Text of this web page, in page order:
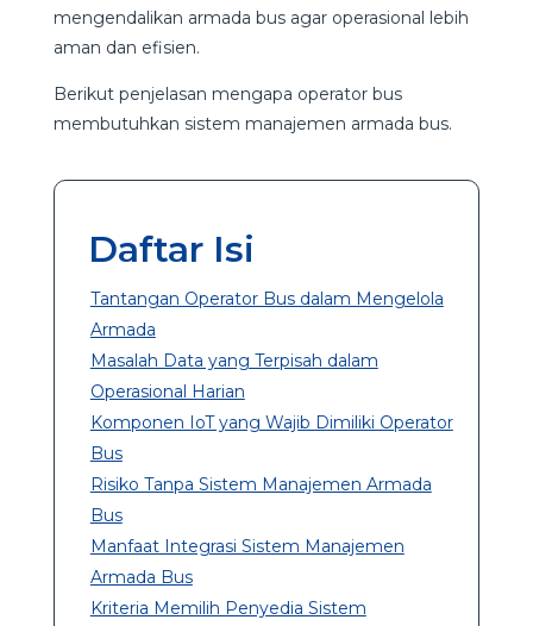
mengendalikan armada bus agar operasional lebih
aman dan efisien.
Berikut penjelasan mengapa operator bus
membutuhkan sistem manajemen armada bus.
Daftar Isi
Tantangan Operator Bus dalam Mengelola
Armada
Masalah Data yang Terpisah dalam
Operasional Harian
Komponen IoT yang Wajib Dimiliki Operator
Bus
Risiko Tanpa Sistem Manajemen Armada
Bus
Manfaat Integrasi Sistem Manajemen
Armada Bus
Kriteria Memilih Penyedia Sistem